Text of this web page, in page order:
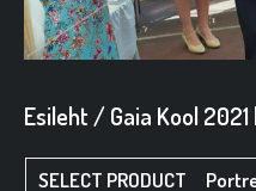
Esileht /Gaia Kool